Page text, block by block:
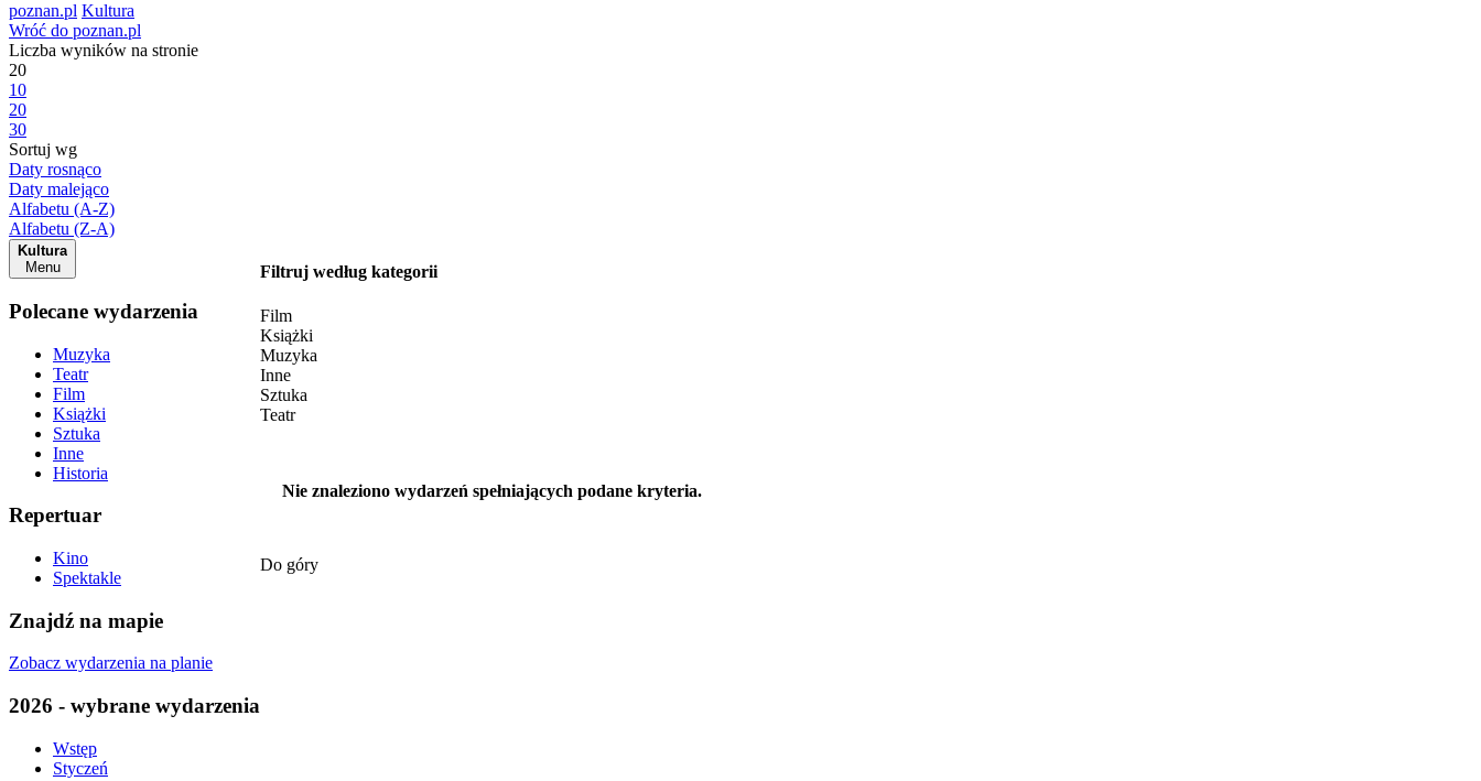
poznan.pl Kultura
Wróć do poznan.pl
Liczba wyników na stronie
20
10
20
30
Sortuj wg
Daty rosnąco
Daty malejąco
Alfabetu (A-Z)
Alfabetu (Z-A)
Kultura
Menu
Polecane wydarzenia
Muzyka
Teatr
Film
Książki
Sztuka
Inne
Historia
Repertuar
Kino
Spektakle
Znajdź na mapie
Zobacz wydarzenia na planie
2026 - wybrane wydarzenia
Wstęp
Styczeń
Filtruj według kategorii
Film
Książki
Muzyka
Inne
Sztuka
Teatr
Nie znaleziono wydarzeń spełniających podane kryteria.
Do góry